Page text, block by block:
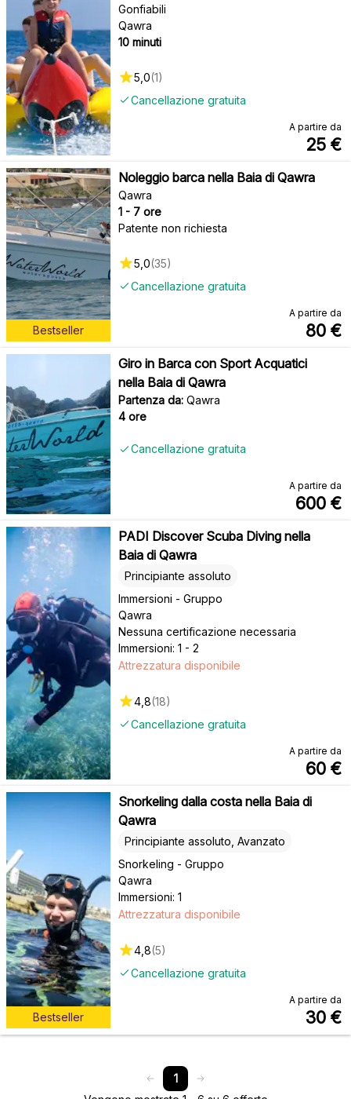
Gonfiabili
Qawra
10 minuti
Cancellazione gratuita
5,0(1)
A partire da
25 €
Bestseller
Noleggio barca nella Baia di Qawra
Qawra
1 - 7 ore
Patente non richiesta
Cancellazione gratuita
5,0(35)
A partire da
80 €
Giro in Barca con Sport Acquatici
nella Baia di Qawra
Partenza da: Qawra
4 ore
Cancellazione gratuita
A partire da
600 €
PADI Discover Scuba Diving nella
Baia di Qawra
Immersioni - Gruppo
Qawra
Principiante assoluto
Nessuna certificazione necessaria
Immersioni: 1 - 2
Cancellazione gratuita
Attrezzatura disponibile
4,8(18)
A partire da
60 €
Bestseller
Snorkeling dalla costa nella Baia di
Qawra
Snorkeling - Gruppo
Qawra
Principiante assoluto, Avanzato
Immersioni: 1
Cancellazione gratuita
Attrezzatura disponibile
4,8(5)
A partire da
30 €
1